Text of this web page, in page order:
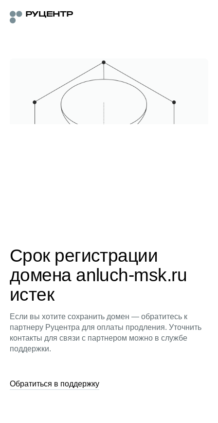
Срок регистрации
домена anluch-msk.ru
истек
Если вы хотите сохранить домен — обратитесь к
партнеру Руцентра для оплаты продления. Уточнить
контакты для связи с партнером можно в службе
поддержки.
Обратиться в поддержку